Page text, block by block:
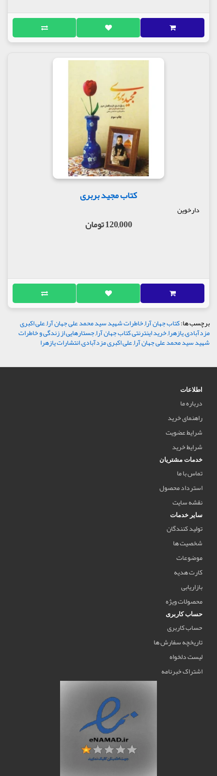
کتاب مجید بربری
دارخوین
120,000 تومان
برچسب ها:کتاب جهان آرا,خاطرات شهید سید محمد علی جهان آرا,علی اکبری
مزدآبادی,یازهرا,خرید اینترنتی کتاب جهان آرا,جستارهایی از زندگی و خاطرات
شهید سید محمد علی جهان آرا,علی اکبری مزدآبادی,انتشارات یازهرا
اطلاعات
درباره ما
راهنمای خرید
شرایط عضویت
شرایط خرید
خدمات مشتریان
تماس با ما
استرداد محصول
نقشه سایت
سایر خدمات
تولید کنندگان
شخصیت ها
موضوعات
کارت هدیه
بازاریابی
محصولات ویژه
حساب کاربری
حساب کاربری
تاریخچه سفارش ها
لیست دلخواه
اشتراک خبرنامه